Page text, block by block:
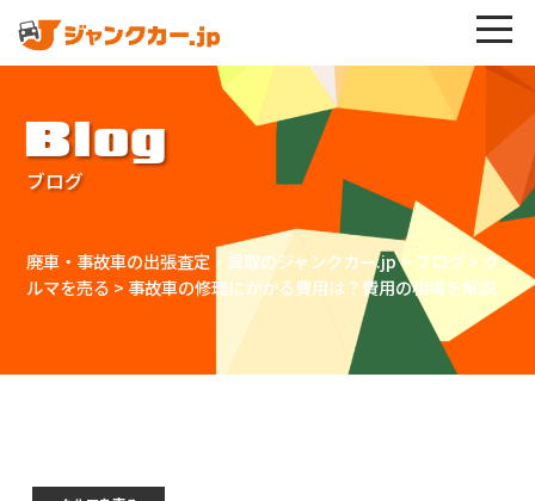
Blog
ブログ
廃車・事故車の出張査定・買取のジャンクカー.jp> ブログ> ク
ルマを売る > 事故車の修理にかかる費用は？費用の相場を解説